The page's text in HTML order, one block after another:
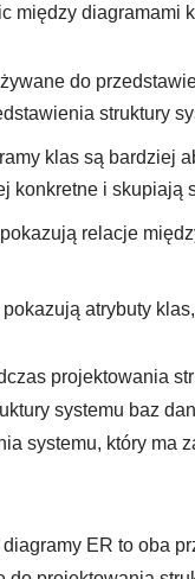
między diagramami
do
struktury
klas są bardziej
konkretne i skupiają
relacje
atrybuty
projektowania
systemu baz
systemu, który ma
ER to oba